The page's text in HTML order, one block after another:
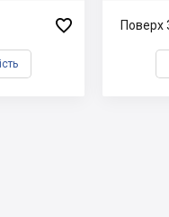
 Поверх